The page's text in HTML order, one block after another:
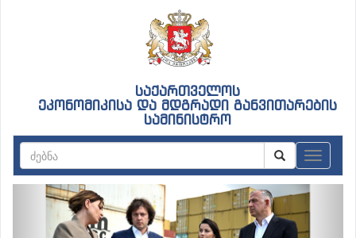
საქართველოს
ეკონომიკისა და მდგრადი განვითარების
სამინისტრო
Previous